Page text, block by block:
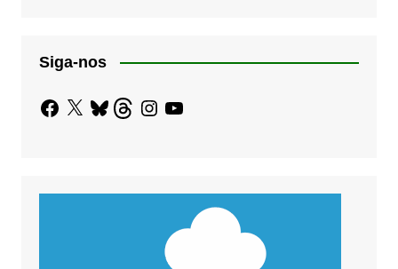
Siga-nos
Facebook
X BlueskyThreadsInstagram
YouTube